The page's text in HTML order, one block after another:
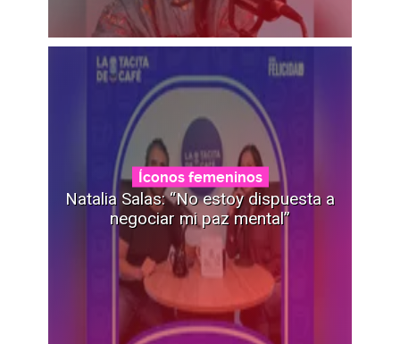
Íconos femeninos
Natalia Salas: “No estoy dispuesta a
negociar mi paz mental”